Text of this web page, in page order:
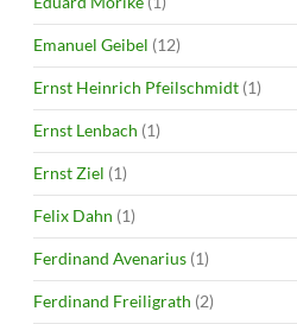
Emanuel Geibel (12)
Ernst Heinrich Pfeilschmidt (1)
Ernst Lenbach (1)
Ernst Ziel (1)
Felix Dahn (1)
Ferdinand Avenarius (1)
Ferdinand Freiligrath (2)